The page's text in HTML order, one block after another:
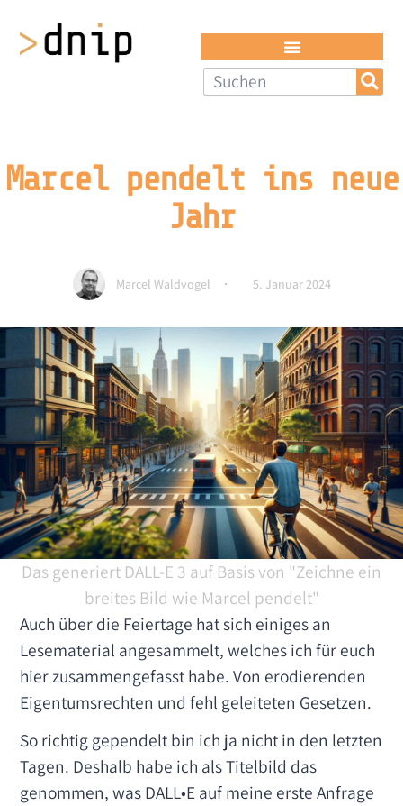
Marcel pendelt ins neue
Jahr
Marcel Waldvogel 5. Januar 2024
Das generiert DALL-E 3 auf Basis von "Zeichne ein
breites Bild wie Marcel pendelt"
Auch über die Feiertage hat sich einiges an
Lesematerial angesammelt, welches ich für euch
hier zusammengefasst habe. Von erodierenden
Eigentumsrechten und fehl geleiteten Gesetzen.
So richtig gependelt bin ich ja nicht in den letzten
Tagen. Deshalb habe ich als Titelbild das
genommen, was DALL•E auf meine erste Anfrage